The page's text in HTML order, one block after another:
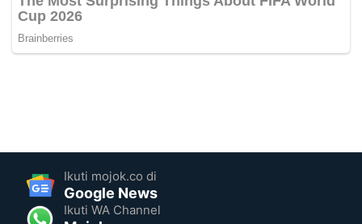
Ikuti mojok.co di
Google News
Ikuti WA Channel